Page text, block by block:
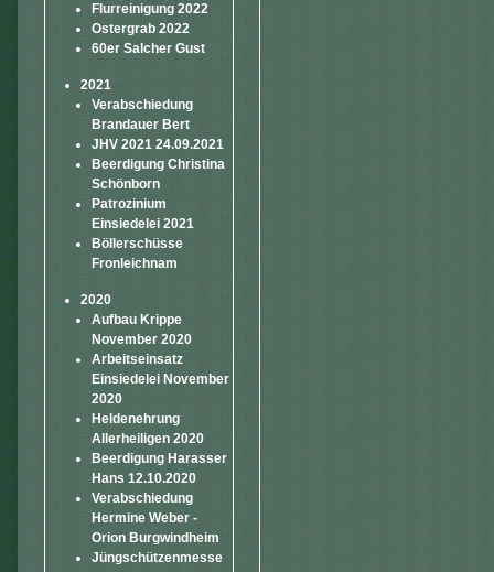
Flurreinigung 2022
Ostergrab 2022
60er Salcher Gust
2021
Verabschiedung
Brandauer Bert
JHV 2021 24.09.2021
Beerdigung Christina
Schönborn
Patrozinium
Einsiedelei 2021
Böllerschüsse
Fronleichnam
2020
Aufbau Krippe
November 2020
Arbeitseinsatz
Einsiedelei November
2020
Heldenehrung
Allerheiligen 2020
Beerdigung Harasser
Hans 12.10.2020
Verabschiedung
Hermine Weber -
Orion Burgwindheim
Jüngschützenmesse